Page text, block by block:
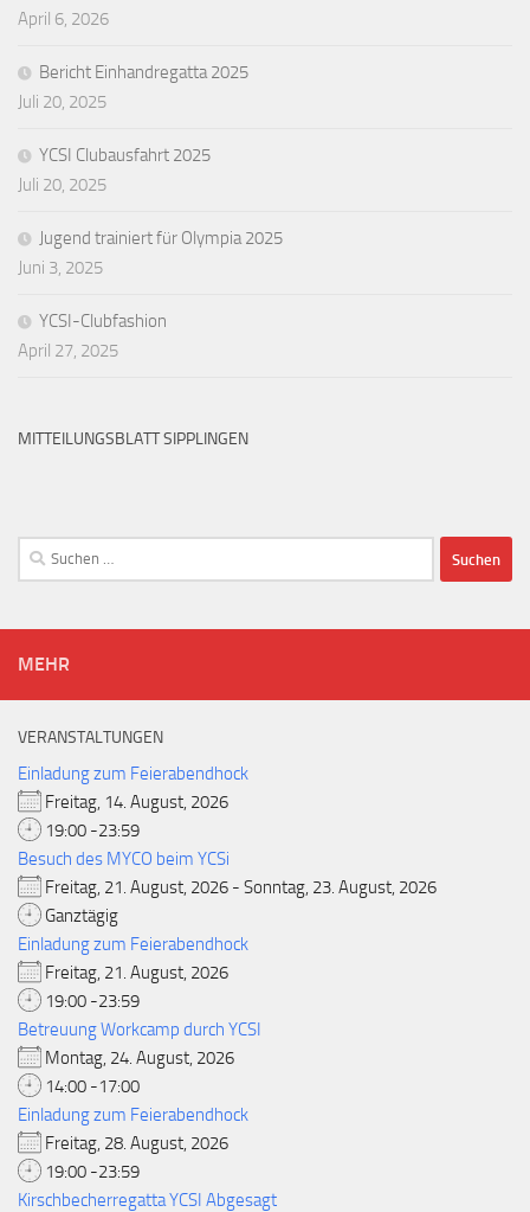
April 6, 2026
Bericht Einhandregatta 2025
Juli 20, 2025
YCSI Clubausfahrt 2025
Juli 20, 2025
Jugend trainiert für Olympia 2025
Juni 3, 2025
YCSI-Clubfashion
April 27, 2025
MITTEILUNGSBLATT SIPPLINGEN
Suchen
nach:
MEHR
VERANSTALTUNGEN
Einladung zum Feierabendhock
Freitag, 14. August, 2026
19:00 -23:59
Besuch des MYCO beim YCSi
Freitag, 21. August, 2026 - Sonntag, 23. August, 2026
Ganztägig
Einladung zum Feierabendhock
Freitag, 21. August, 2026
19:00 -23:59
Betreuung Workcamp durch YCSI
Montag, 24. August, 2026
14:00 -17:00
Einladung zum Feierabendhock
Freitag, 28. August, 2026
19:00 -23:59
Kirschbecherregatta YCSI Abgesagt